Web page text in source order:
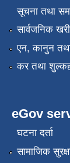
सूचना तथा
सार्वजनिक
एन, कानुन तथा
कर तथा
eGov
घटना दर्ता
सामाजिक